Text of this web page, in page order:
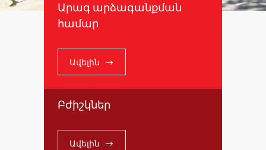
Արագ արձագանքման
համար
Ավելին
Բժիշկներ
Ավելին